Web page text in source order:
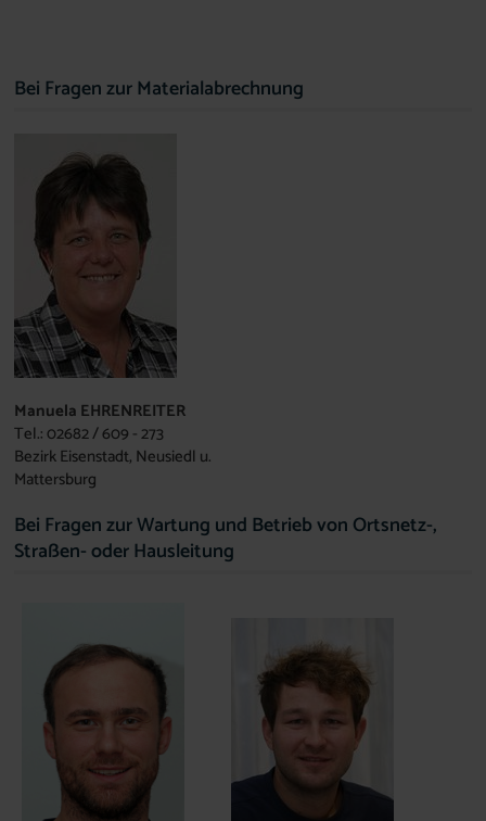
Bei Fragen zur Materialabrechnung
Manuela EHRENREITER
Tel.: 02682 / 609 - 273
Bezirk Eisenstadt, Neusiedl u.
Mattersburg
Bei Fragen zur Wartung und Betrieb von Ortsnetz-,
Straßen- oder Hausleitung